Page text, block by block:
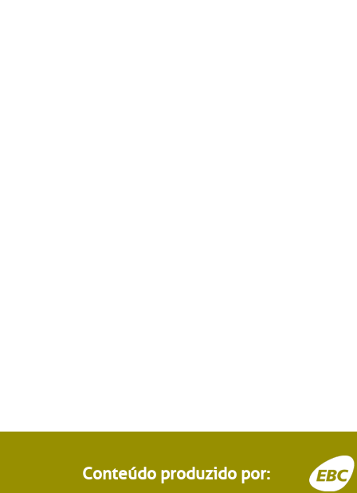
Conteúdo produzido por: